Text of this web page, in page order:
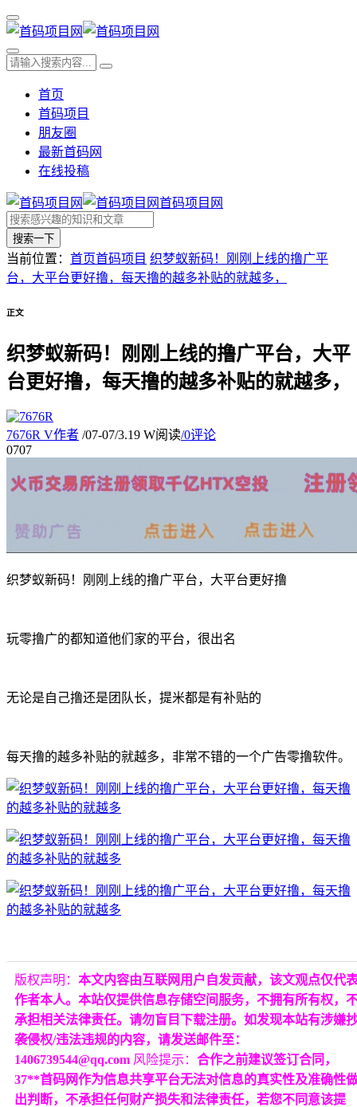
首页
首码项目
朋友圈
最新首码网
在线投稿
首码项目网
搜索一下
当前位置： 首页首码项目 织梦蚁新码！刚刚上线的撸广平
台，大平台更好撸，每天撸的越多补贴的就越多，
正文
织梦蚁新码！刚刚上线的撸广平台，大平
台更好撸，每天撸的越多补贴的就越多，
7676R V作者 /07-07/3.19 W阅读/0评论
0707
织梦蚁新码！刚刚上线的撸广平台，大平台更好撸
玩零撸广的都知道他们家的平台，很出名
无论是自己撸还是团队长，提米都是有补贴的
每天撸的越多补贴的就越多，非常不错的一个广告零撸软件。
版权声明： 本文内容由互联网用户自发贡献，该文观点仅代
作者本人。本站仅提供信息存储空间服务，不拥有所有权，
承担相关法律责任。请勿盲目下载注册。如发现本站有涉嫌
袭侵权/违法违规的内容，请发送邮件至：
1406739544@qq.com 风险提示： 合作之前建议签订合同，
37**首码网作为信息共享平台无法对信息的真实性及准确性
出判断，不承担任何财产损失和法律责任，若您不同意该提